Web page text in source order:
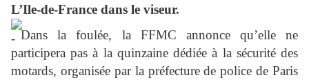
L’Ile-de-France dans le viseur.
Dans la foulée, la FFMC annonce qu’elle ne
participera pas à la quinzaine dédiée à la sécurité des
motards, organisée par la préfecture de police de Paris